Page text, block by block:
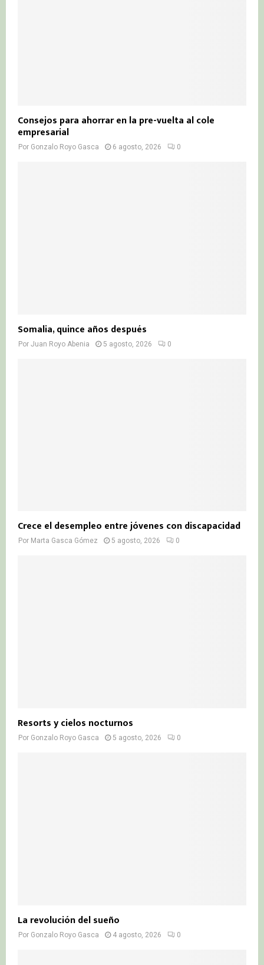
Consejos para ahorrar en la pre-vuelta al cole
empresarial
Por Gonzalo Royo Gasca 6 agosto, 2026 0
Somalia, quince años después
Por Juan Royo Abenia 5 agosto, 2026 0
Crece el desempleo entre jóvenes con discapacidad
Por Marta Gasca Gómez 5 agosto, 2026 0
Resorts y cielos nocturnos
Por Gonzalo Royo Gasca 5 agosto, 2026 0
La revolución del sueño
Por Gonzalo Royo Gasca 4 agosto, 2026 0